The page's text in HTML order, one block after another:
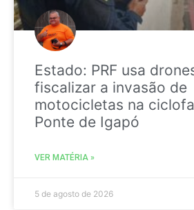
Estado: PRF usa
fiscalizar a invasão de
motocicletas na
Ponte de Igapó
VER MATÉRIA »
5 de agosto de 2026